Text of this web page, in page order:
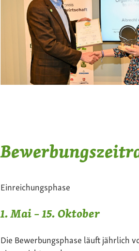
Einreichungsphase
1. Mai – 15. Oktober
Die Bewerbungsphase läuft jährlich